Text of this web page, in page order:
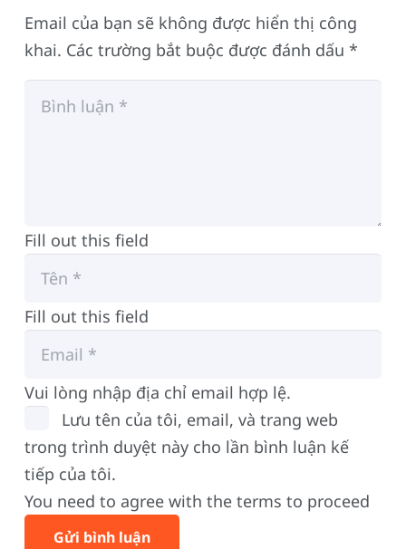
Email của bạn sẽ không được hiển thị công
khai. Các trường bắt buộc được đánh dấu *
Fill out this field
Fill out this field
Vui lòng nhập địa chỉ email hợp lệ.
Lưu tên của tôi, email, và trang web
trong trình duyệt này cho lần bình luận kế
tiếp của tôi.
You need to agree with the terms to proceed
Gửi bình luận